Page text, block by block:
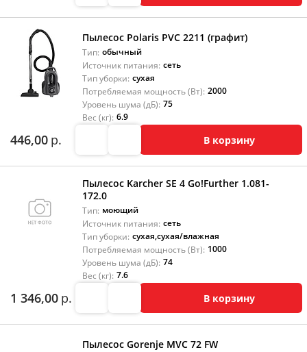
Пылесос Polaris PVC 2211 (графит)
Тип: обычный
Источник питания: сеть
Тип уборки: сухая
Потребляемая мощность (Вт): 2000
Уровень шума (дБ): 75
Вес (кг): 6.9
446,00 р. В корзину
Пылесос Karcher SE 4 Go!Further 1.081-
172.0
Тип: моющий
Источник питания: сеть
Тип уборки: сухая,сухая/влажная
Потребляемая мощность (Вт): 1000
Уровень шума (дБ): 74
Вес (кг): 7.6
1 346,00 р. В корзину
Пылесос Gorenje MVC 72 FW